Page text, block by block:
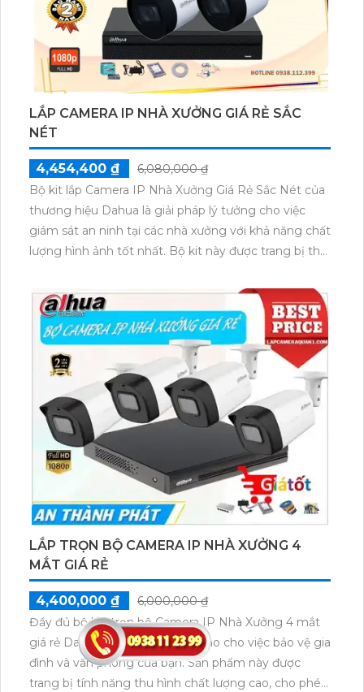
LẮP CAMERA IP NHÀ XƯỞNG GIÁ RẺ SẮC
NÉT
4,454,400 ₫
6,080,000 ₫
Bộ kit lắp Camera IP Nhà Xưởng Giá Rẻ Sắc Nét của
thương hiệu Dahua là giải pháp lý tưởng cho việc
giám sát an ninh tại các nhà xưởng với khả năng chất
lượng hình ảnh tốt nhất. Bộ kit này được trang bị thu
12V.
LẮP TRỌN BỘ CAMERA IP NHÀ XƯỞNG 4
MẮT GIÁ RẺ
4,400,000 ₫
6,000,000 ₫
Đầy đủ bộ lắp trọn bộ Camera IP Nhà Xưởng 4 mắt
giá rẻ Dahua là lựa chọn hoàn hảo cho việc bảo vệ gia
đình và văn phòng của bạn. Sản phẩm này được
trang bị tính năng thu hình chất lượng cao, cho phép